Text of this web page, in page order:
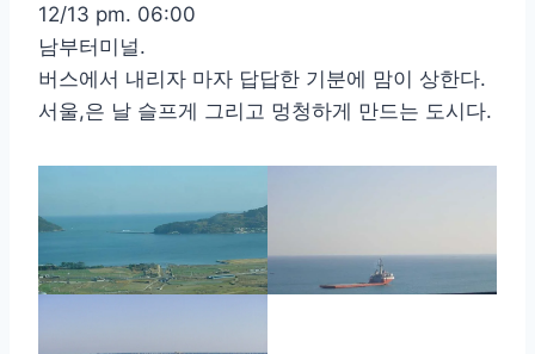
12/13 pm. 06:00
남부터미널.
버스에서 내리자 마자 답답한 기분에 맘이 상한다.
서울,은 날 슬프게 그리고 멍청하게 만드는 도시다.